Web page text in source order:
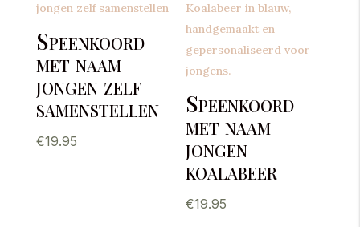
Speenkoord
met naam
jongen zelf
samenstellen
€19.95
Speenkoord
met naam
jongen
koalabeer
€19.95